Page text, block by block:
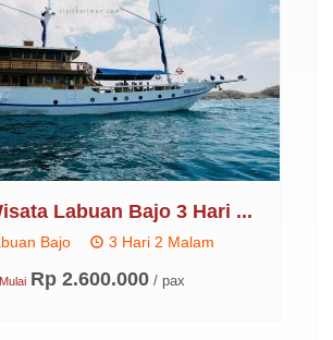
Labuan Bajo 3 Hari ...
Bajo 3 Hari 2 Malam
Rp 2.600.000 / pax